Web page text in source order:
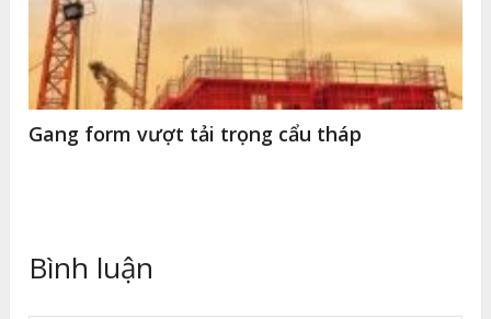
Gang form vượt tải trọng cẩu tháp
Bình luận